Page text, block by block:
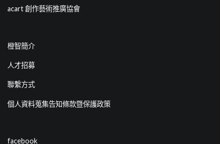
acart 創作藝術推廣協會
橙智簡介
人才招募
聯繫方式
個人資料蒐集告知條款暨保護政策
facebook